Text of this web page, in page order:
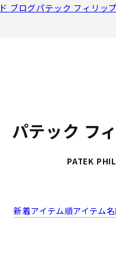
ブログパテック フィリッ
パテック フ
PATEK
新着アイテム順アイテム